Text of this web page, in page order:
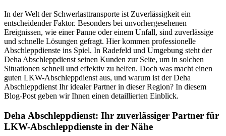
In der Welt der Schwerlasttransporte ist Zuverlässigkeit ein
entscheidender Faktor. Besonders bei unvorhergesehenen
Ereignissen, wie einer Panne oder einem Unfall, sind zuverlässige
und schnelle Lösungen gefragt. Hier kommen professionelle
Abschleppdienste ins Spiel. In Radefeld und Umgebung steht der
Deha Abschleppdienst seinen Kunden zur Seite, um in solchen
Situationen schnell und effektiv zu helfen. Doch was macht einen
guten LKW-Abschleppdienst aus, und warum ist der Deha
Abschleppdienst Ihr idealer Partner in dieser Region? In diesem
Blog-Post geben wir Ihnen einen detaillierten Einblick.
Deha Abschleppdienst: Ihr zuverlässiger Partner für
LKW-Abschleppdienste in der Nähe